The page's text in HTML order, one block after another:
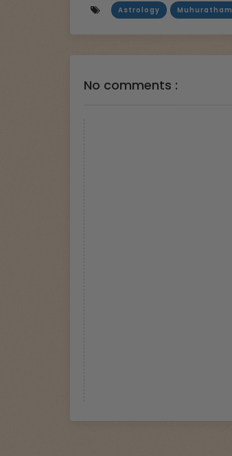
Astrology Muhuratham
No comments :